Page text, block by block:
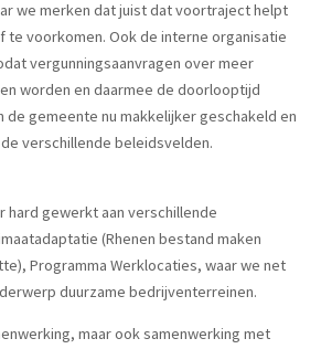
we merken dat juist dat voortraject helpt
te voorkomen. Ook de interne organisatie
vergunningsaanvragen over meer
worden en daarmee de doorlooptijd
de gemeente nu makkelijker geschakeld en
verschillende beleidsvelden.
hard gewerkt aan verschillende
(Rhenen bestand maken
Programma Werklocaties, waar we net
duurzame bedrijventerreinen.
maar ook samenwerking met